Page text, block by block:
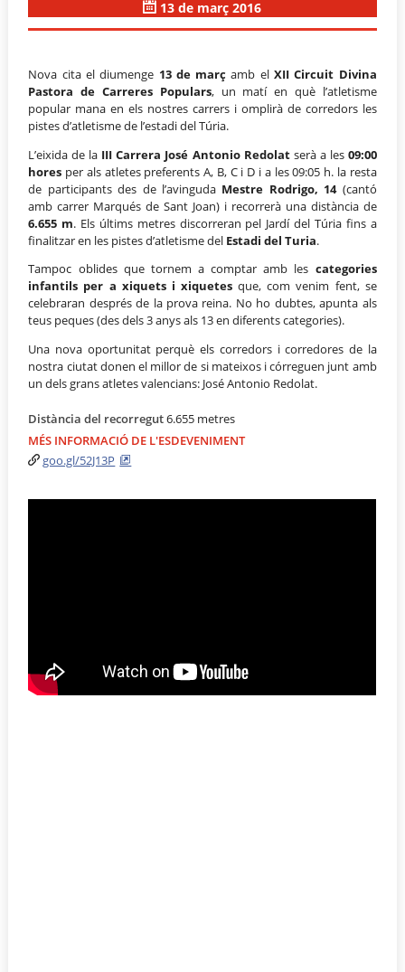
13 de març 2016
Nova cita el diumenge 13 de març amb elXII Circuit Divina
Pastora de Carreres Populars, un matí en què l’atletisme
popular mana en els nostres carrers i omplirà de corredors les
pistes d’atletisme de l’estadi del Túria.
L’eixida de la III Carrera José Antonio Redolatserà a les 09:00
hores per als atletes preferents A, B, C i D i a les 09:05 h. la resta
de participants des de l’avinguda Mestre Rodrigo, 14(cantó
amb carrer Marqués de Sant Joan) i recorrerà una distància de
6.655 m. Els últims metres discorreran pel Jardí del Túria fins a
finalitzar en les pistes d’atletisme del Estadi del Turia.
Tampoc oblides que tornem a comptar amb les categories
infantils per a xiquets i xiquetes que, com venim fent, se
celebraran després de la prova reina. No ho dubtes, apunta als
teus peques (des dels 3 anys als 13 en diferents categories).
Una nova oportunitat perquè els corredors i corredores de la
nostra ciutat donen el millor de si mateixos i córreguen junt amb
un dels grans atletes valencians: José Antonio Redolat.
Distància del recorregut6.655 metres
MÉS INFORMACIÓ DE L'ESDEVENIMENT
goo.gl/52J13P